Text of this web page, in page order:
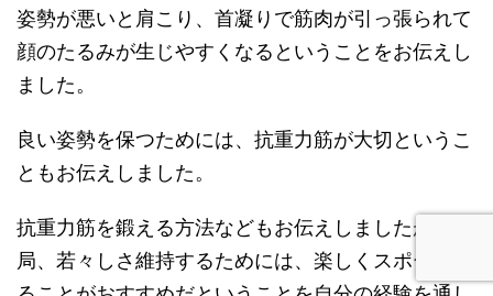
姿勢が悪いと肩こり、首凝りで筋肉が引っ張られて
顔のたるみが生じやすくなるということをお伝えし
ました。
良い姿勢を保つためには、抗重力筋が大切というこ
ともお伝えしました。
抗重力筋を鍛える方法などもお伝えしましたが、結
局、若々しさ維持するためには、楽しくスポーツす